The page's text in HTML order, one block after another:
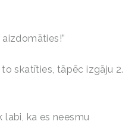
skatīties, tāpēc izgāju 2.
labi, ka es neesmu